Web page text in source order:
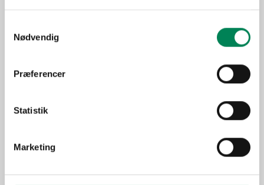
Nødvendig
Præferencer
Statistik
Marketing
Trives bedst på en lys
Sæson